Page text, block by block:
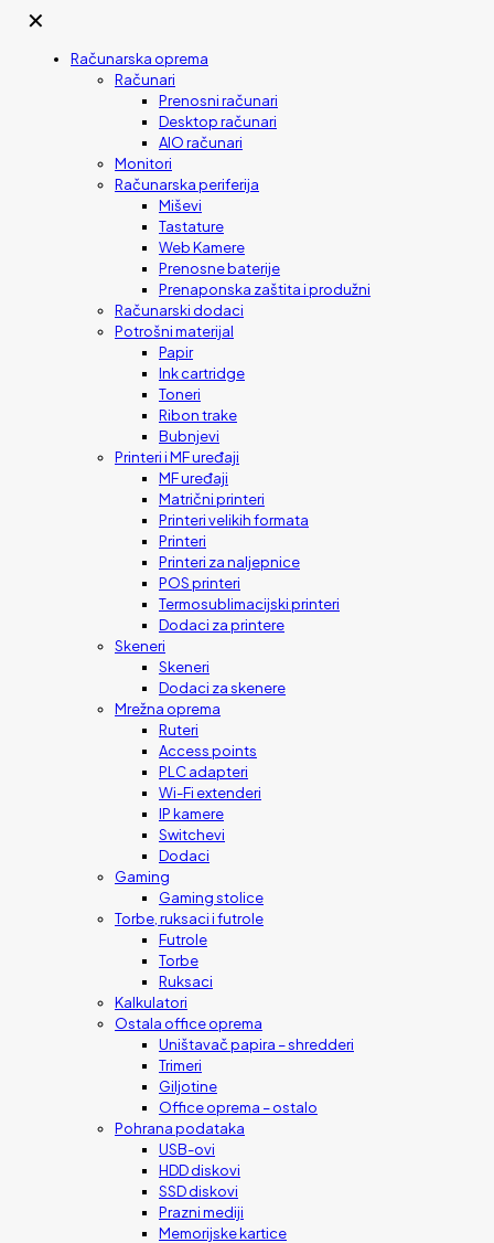
✕
Računarska oprema
Računari
Prenosni računari
Desktop računari
AIO računari
Monitori
Računarska periferija
Miševi
Tastature
Web Kamere
Prenosne baterije
Prenaponska zaštita i produžni
Računarski dodaci
Potrošni materijal
Papir
Ink cartridge
Toneri
Ribon trake
Bubnjevi
Printeri i MF uređaji
MF uređaji
Matrični printeri
Printeri velikih formata
Printeri
Printeri za naljepnice
POS printeri
Termosublimacijski printeri
Dodaci za printere
Skeneri
Skeneri
Dodaci za skenere
Mrežna oprema
Ruteri
Access points
PLC adapteri
Wi-Fi extenderi
IP kamere
Switchevi
Dodaci
Gaming
Gaming stolice
Torbe, ruksaci i futrole
Futrole
Torbe
Ruksaci
Kalkulatori
Ostala office oprema
Uništavač papira – shredderi
Trimeri
Giljotine
Office oprema – ostalo
Pohrana podataka
USB-ovi
HDD diskovi
SSD diskovi
Prazni mediji
Memorijske kartice